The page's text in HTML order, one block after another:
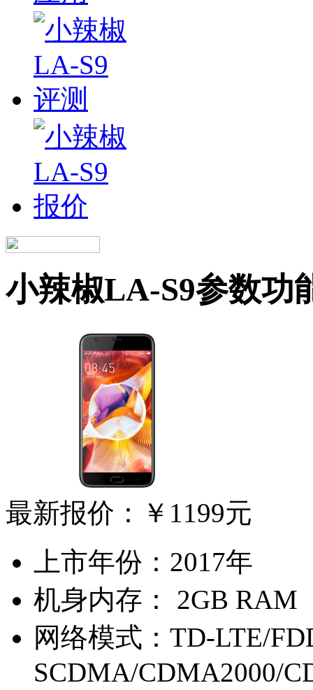
小辣椒LA-S9参数功
最新报价：
￥1199元
上市年份： 2017年
机身内存：
2GB RAM
网络模式： TD-LTE/
SCDMA/CDMA2000/